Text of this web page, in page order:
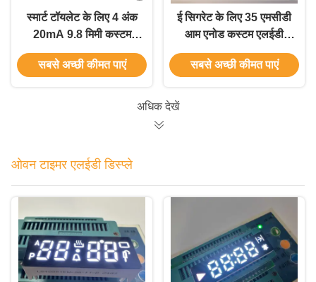
स्मार्ट टॉयलेट के लिए 4 अंक
20mA 9.8 मिमी कस्टम
एलईडी डिस्प्ले
सबसे अच्छी कीमत पाएं
ई सिगरेट के लिए 35 एमसीडी
आम एनोड कस्टम एलईडी
डिस्प्ले Display
सबसे अच्छी कीमत पाएं
अधिक देखें
ओवन टाइमर एलईडी डिस्प्ले